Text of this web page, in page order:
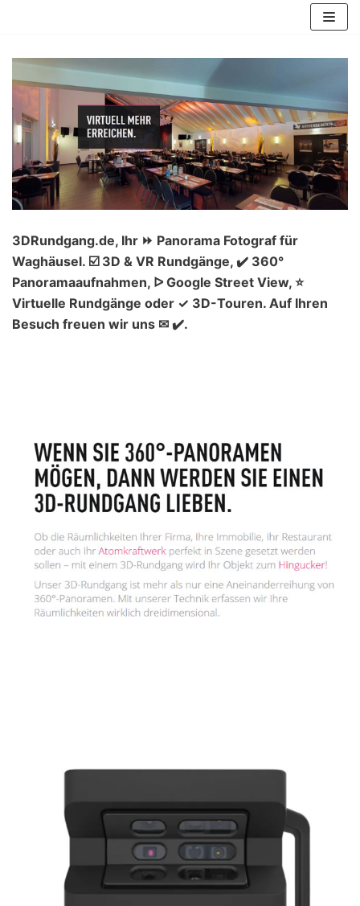
Inhalt
springen
3DRundgang.de, Ihr ⏩ Panorama Fotograf für
Waghäusel. ☑️ 3D & VR Rundgänge, ✔️ 360°
Panoramaaufnahmen, ᐅ Google Street View, ⭐
Virtuelle Rundgänge oder ✓ 3D-Touren. Auf Ihren
Besuch freuen wir uns ✉ ✔️.